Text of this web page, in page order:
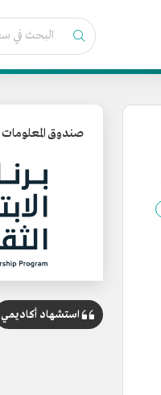
صندوق المعلومات
استشهاد أكاديمي